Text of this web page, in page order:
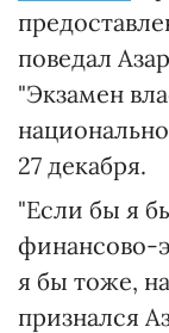
поведал
"Экзамен
27 декабря.
"Если бы я
финансово-
я бы тоже,
признался